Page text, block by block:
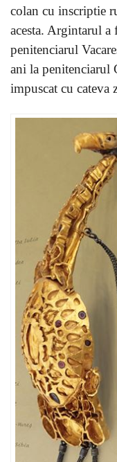
colan cu inscriptie
acesta. Argintarul a
penitenciarul
ani la penitenciarul
impuscat cu cateva